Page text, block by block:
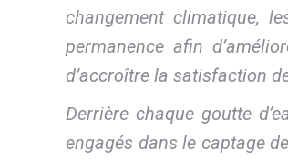
changement climatique,
permanence afin
d’accroître la satisfaction
Derrière chaque goutte
engagés dans le captage